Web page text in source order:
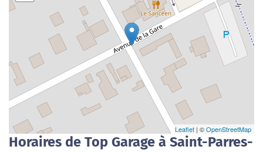
Leaflet | ©OpenStreetMap
Horaires de Top Garage à Saint-Parres-